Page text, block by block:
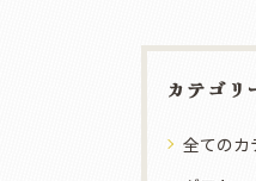
カテゴリ
全てのカ